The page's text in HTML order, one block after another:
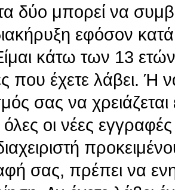
δύο μπορεί να
εφόσον κατά
κάτω των 13
που έχετε λάβει. Ή
σας να
οι νέες
σας, πρέπει να